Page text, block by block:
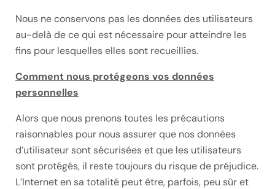
Nous ne conservons pas les données des utilisateurs
au-delà de ce qui est nécessaire pour atteindre les
fins pour lesquelles elles sont recueillies.
Comment nous protégeons vos données
personnelles
Alors que nous prenons toutes les précautions
raisonnables pour nous assurer que nos données
d’utilisateur sont sécurisées et que les utilisateurs
sont protégés, il reste toujours du risque de préjudice.
L’Internet en sa totalité peut être, parfois, peu sûr et